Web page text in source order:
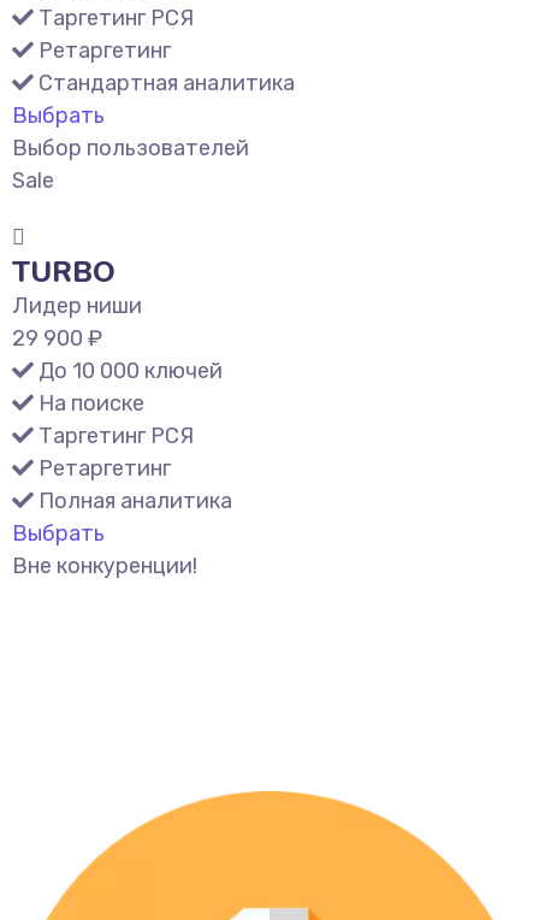
Таргетинг РСЯ
Ретаргетинг
Стандартная аналитика
Выбрать
Выбор пользователей
Sale
TURBO
Лидер ниши
29 900 ₽
До 10 000 ключей
На поиске
Таргетинг РСЯ
Ретаргетинг
Полная аналитика
Выбрать
Вне конкуренции!